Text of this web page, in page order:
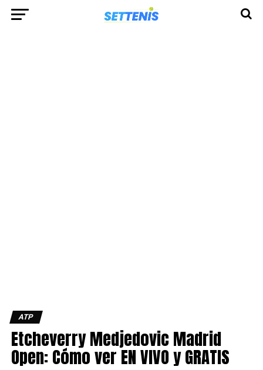
ATP
Etcheverry Medjedovic Madrid
Open: Cómo ver EN VIVO y GRATIS